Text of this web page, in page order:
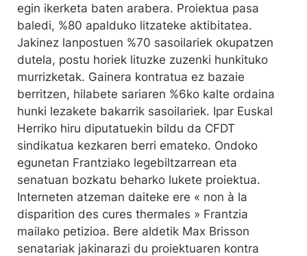
egin ikerketa baten arabera. Proiektua pasa
baledi, %80 apalduko litzateke aktibitatea.
Jakinez lanpostuen %70 sasoilariek okupatzen
dutela, postu horiek lituzke zuzenki hunkituko
murrizketak. Gainera kontratua ez bazaie
berritzen, hilabete sariaren %6ko kalte ordaina
hunki lezakete bakarrik sasoilariek. Ipar Euskal
Herriko hiru diputatuekin bildu da CFDT
sindikatua kezkaren berri emateko. Ondoko
egunetan Frantziako legebiltzarrean eta
senatuan bozkatu beharko lukete proiektua.
Interneten atzeman daiteke ere « non à la
disparition des cures thermales » Frantzia
mailako petizioa. Bere aldetik Max Brisson
senatariak jakinarazi du proiektuaren kontra